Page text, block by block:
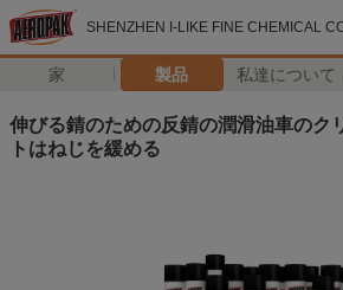
SHENZHEN I-LIKE FINE CHEMICAL
家 製品 私達について
伸びる錆のための反錆の潤滑油車のク
トはねじを緩める